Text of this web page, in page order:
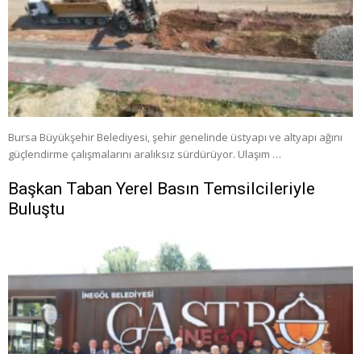
Bursa Büyükşehir Belediyesi, şehir genelinde üstyapı ve altyapı ağını
güçlendirme çalışmalarını aralıksız sürdürüyor. Ulaşım …
Başkan Taban Yerel Basın Temsilcileriyle
Buluştu